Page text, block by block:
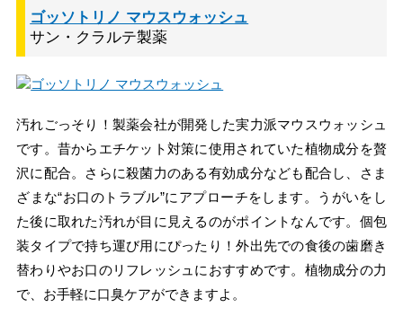
ゴッソトリノ マウスウォッシュ
サン・クラルテ製薬
汚れごっそり！製薬会社が開発した実力派マウスウォッシュ
です。昔からエチケット対策に使用されていた植物成分を贅
沢に配合。さらに殺菌力のある有効成分なども配合し、さま
ざまな“お口のトラブル”にアプローチをします。うがいをし
た後に取れた汚れが目に見えるのがポイントなんです。個包
装タイプで持ち運び用にぴったり！外出先での食後の歯磨き
替わりやお口のリフレッシュにおすすめです。植物成分の力
で、お手軽に口臭ケアができますよ。